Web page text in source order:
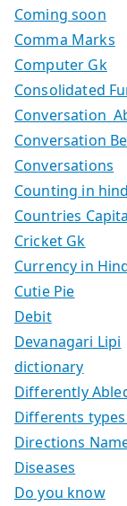
Coming soon
Comma Marks
Computer Gk
Consolidated
Conversation
Conversation
Conversations
Counting in
Countries
Cricket Gk
Currency in
Cutie Pie
Debit
Devanagari Lipi
dictionary
Differently
Differents
Directions
Diseases
Do you know